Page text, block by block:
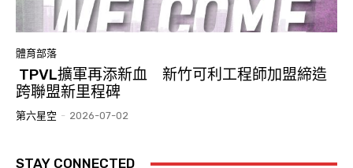
體育部落
TPVL擴軍再添新血 新竹可利工程師加盟締造
跨聯盟新里程碑
第六星空 - 2026-07-02
STAY CONNECTED